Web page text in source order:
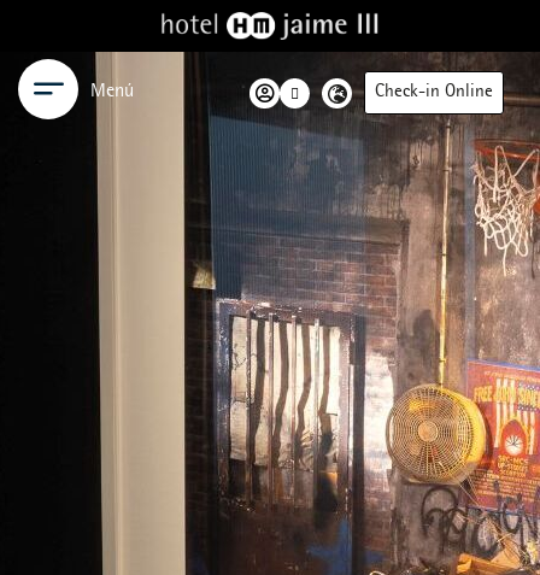
Menú Check-in Online